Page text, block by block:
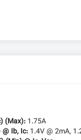
(Max): 1.75A
Ib, Ic: 1.4V @ 2mA,